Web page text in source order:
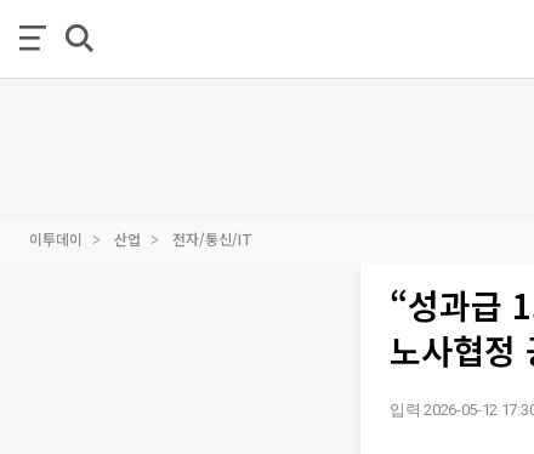
이투데이 산업 전자/통신/IT
“성과급
노사협정
입력 2026-05-12